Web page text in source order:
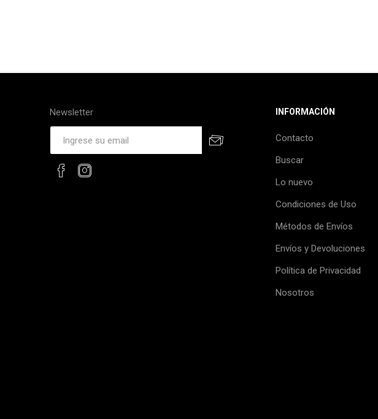
Newsletter INFORMACIÓN
Contacto
Buscar
Lo nuevo
Condiciones de Uso
Métodos de Envíos
Envíos y Devoluciones
Política de Privacidad
Nosotros